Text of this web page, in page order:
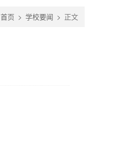
首页 > 学校要闻 > 正文